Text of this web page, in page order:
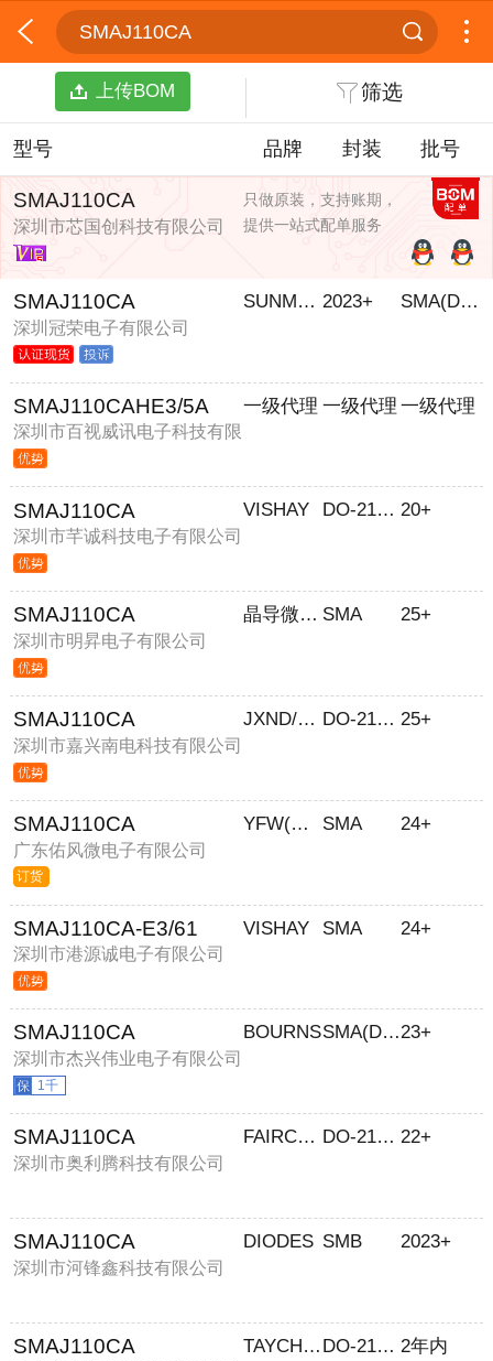
SMAJ110CA
上传BOM 筛选
型号 品牌 封装 批号
SMAJ110CA
深圳市芯国创科技有限公司
只做原装，支持账期，
提供一站式配单服务
SMAJ110CA
深圳冠荣电子有限公司
SUNMATE/森美特 2023+ SMA(DO-214AC)
SMAJ110CAHE3/5A
深圳市百视威讯电子科技有限
公司
一级代理 一级代理 一级代理
SMAJ110CA
深圳市芊诚科技电子有限公司
VISHAY DO-214AC/SMA 20+
SMAJ110CA
深圳市明昇电子有限公司
晶导微 JD SMA 25+
SMAJ110CA
深圳市嘉兴南电科技有限公司
JXND/嘉兴南电 DO-214AC 25+
SMAJ110CA
广东佑风微电子有限公司
订货
YFW(佑风微) SMA 24+
SMAJ110CA-E3/61
深圳市港源诚电子有限公司
VISHAY SMA 24+
SMAJ110CA
深圳市杰兴伟业电子有限公司
1千
BOURNS SMA(DO-214AC)23+
SMAJ110CA
深圳市奥利腾科技有限公司
FAIRCHILD DO-214AC 22+
SMAJ110CA
深圳市河锋鑫科技有限公司
DIODES SMB 2023+
SMAJ110CA TAYCHIPST DO-214AC 2年内